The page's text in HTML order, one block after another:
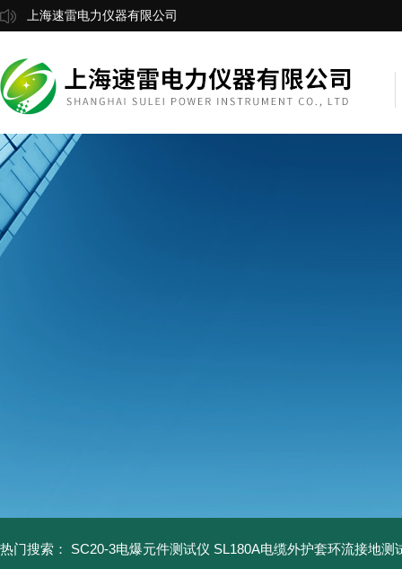
上海速雷电力仪器有限公司
热门搜索： SC20-3电爆元件测试仪 SL180A电缆外护套环流接地测